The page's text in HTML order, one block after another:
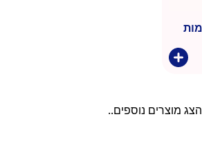
הצג מוצרים נוספים..